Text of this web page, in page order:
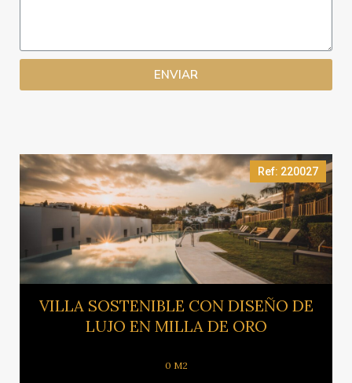
ENVIAR
Ref: 220027
Ver más
VILLA SOSTENIBLE CON DISEÑO DE
LUJO EN MILLA DE ORO
0 M2